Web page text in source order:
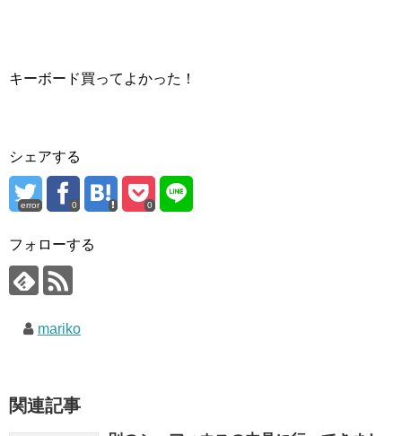
キーボード買ってよかった！
シェアする
error 0 0
フォローする
mariko
関連記事